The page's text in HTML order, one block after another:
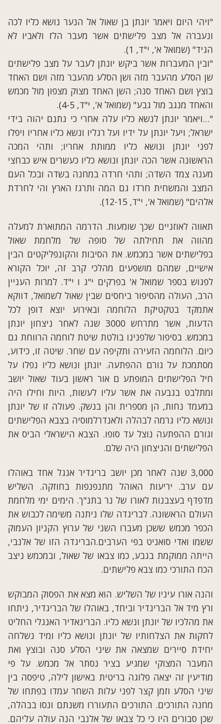
"ויהי היום ויאמר יונתן בן שאול אל הנער נושא כליו לכה
ונעברה אל מצב פלישתים אשר מעבר הלז ולאביו לא
הגיד" (שמואל א', י"ד, 1).
"ובין המעברות אשר ביקש יונתן לעבר על מצב פלישתים
שן הסלע מהעבר מזה ושן הסלע מהעבר מזה ושם האחד
בוצץ ושם האחד סנה; השן האחד מצוק מצפון מול מכמש
והאחד מנגב מול גבע" (שמואל א', י"ד, 4-5).
"…ויאמר יונתן לנשא כליו עלה אחרי כי נתנם יהוה בידי
ישראל; ויעל יונתן על ידיו ועל רגליו ונשא כליו אחריו ויפלו
לפני יונתן ונושא כליו ממותת אחריו; ותהי המכה
הראשונה אשר הכה יונתן ונושא כליו כעשרים איש כבחצי
מענה צמד השדה; ותהי חרדה במחנה בשדה ובכל העם
המצב והמשחית חרדו גם המה ותרגז הארץ והי לחרדת
אלהים" (שמואל א', י"ד, 12-15).
תאווה לאוזניים שכך שומעות. הדרמה המתוארת למעלה
מהווה את תחילתה של סופה של מלחמת שאול
בפלישתים אשר במכמש. את הסיבות והקונפליקטים הבין
אישיים, שמהם מושפעים מהלכי קרב זה, יוכל הקורא
לפגוש בספר שמואל א' בפרקים י"ג ו י"ד. למרות העניין
הרב, העולה מהסיפור ביחסים שבין שאול לשמואל, דווקא
אתמקד בטקטיקת הלוחמה ובאירוע יוצא דופן לכל
הדעות, אשר מתרחש 3000 שנה לאחר ניצחון יונתן
במכמש. בסיפור שלפנינו בולטת שיטת לוחמה הרווחת גם
כיום. הלוחמה הזעירה ותקיפה עם שחר. שיטה זו, כידוע,
מסתמכת על גורם ההפתעה. יונתן ונושא כליו נפלו על
חיל הפלישתים המופתע ם אור ראשון בעוד שאול יושב
ומתלבט בגבעה את אשר עליו לעשות, היות וחילו היה
במעמד נחות, הן מספרית והן בנשק. פעולה זו של יונתן
ונושא כליו גרמה לבהלה ולאנדרלמוסיה בצבא הפלישתים
וגורם ההפתעה נוצל עד סופו. הצבא הישראלי הביס את
הפלישתים והניצחון היה שלם.
3,000 שנה לאחר מכן יושב בריגדיר אנגל אחד באוהלו
עם ערב. יריעות האוהל מתנפנפות בחוזקה. השליש
מדפדף בעצבנות לאורו של נר בתנ"ך. הימים ימי מלחמת
העולם הראשונה. לבריגדה שלו ניתנה משימה לכבוש את
הכפר מכמש ששכן מעברו השני של ערוץ הקניון העמוק
ששמו ואדי סואניט בפי הערבים.הבריגדה הזו של אלנבי,
הייתה ממוקמת בגבע, כמו צבאו של שאול, ובמכמש ניצב
הכח התורכי כמו צבא פלישתים.
והנה אורו עיניו של השליש. הוא מצא את הפסוק המבוקש
ורץ מיד אל הבריגדיר וביחד, באוהלו של הבריגדיר, ניתחו
את מהלכיו של יונתן ונשא כליו. הבריגאדיר האנגלי החליט
לחקות את הצלחותיו של יונתן ונושא כליו ומיד נשלחה
יחידת סיירים שמצאה את שיני הסלע סנה ובוצץ ואת
המעבר המצוקי שמגיע בציר נסתר אל מכמש. על פי
מודיעין זה יצאה פלוגה בריטית באישון לילה, טיפסה בין
שיני הסלע וזמן קצר לפני עלות השחר עמדו בפתחו של
מחנה התורכים. התורכים התעוררו משנתם ונסו בבהלה,
שכן סבורים היו כי כל צבאו של אלנבי הנה עולה עליהם.